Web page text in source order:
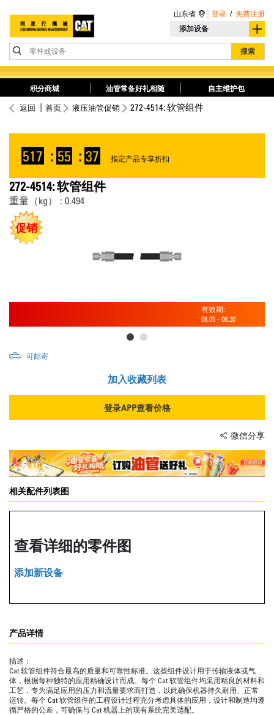
添加设备
零件或设备 搜索
山东省 登录 / 免费注册
积分商城 油管常备好礼相随 自主维护包
返回 首页 液压油管促销 272-4514: 软管组件
517 : 55 : 37 指定产品专享折扣
272-4514: 软管组件
重量（kg） : 0.494
促销
有效期:
08.05 - 08.30
可邮寄
加入收藏列表
登录APP查看价格
微信分享
相关配件列表图
查看详细的零件图
添加新设备
产品详情
描述：
Cat 软管组件符合最高的质量和可靠性标准。这些组件设计用于传输液体或气
体，根据每种独特的应用精确设计而成。每个 Cat 软管组件均采用精良的材料和
工艺，专为满足应用的压力和流量要求而打造，以此确保机器持久耐用、正常
运转。每个 Cat 软管组件的工程设计过程充分考虑具体的应用，设计和制造均遵
循严格的公差，可确保与 Cat 机器上的现有系统完美适配。